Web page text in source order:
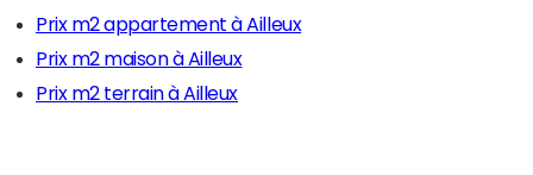
Prix m2 appartement à Ailleux
Prix m2 maison à Ailleux
Prix m2 terrain à Ailleux